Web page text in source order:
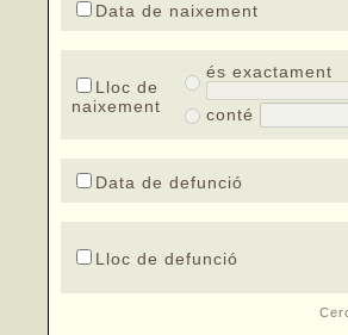
Data de naixement
Lloc de
naixement
és exactament
conté
Data de defunció
Lloc de defunció